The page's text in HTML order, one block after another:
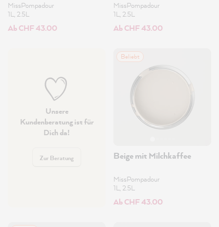
MissPompadour
1L, 2.5L
Ab CHF 43.00
MissPompadour
1L, 2.5L
Ab CHF 43.00
Unsere
Kundenberatung ist für
Dich da!
Zur Beratung
Beliebt
Beige mit Milchkaffee
MissPompadour
1L, 2.5L
Ab CHF 43.00